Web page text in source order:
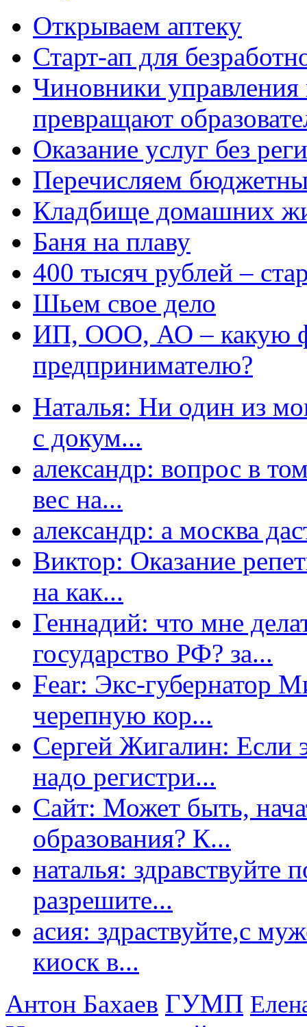
Открываем аптеку
Старт-ап для
Чиновники
превращают
Оказание услуг без
Перечисляем
Кладбище домашних
Баня на плаву
400 тысяч рублей –
Шьем свое дело
ИП, ООО, АО – какую
предпринимателю?
Наталья: Ни один из
с докум...
александр: вопрос в
вес на...
александр: а москва
Виктор: Оказание
на как...
Геннадий: что мне
государство РФ? за...
Fear: Экс-губернатор
черепную кор...
Сергей Жигалин: Если
надо регистри...
Сайт: Может быть,
образования? К...
наталья: здравствуйте
разрешите...
асия: здраствуйте,с
киоск в...
Антон Бахаев ГУМП